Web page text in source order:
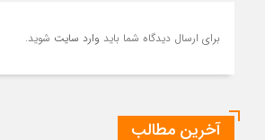
برای ارسال دیدگاه شما باید وارد سایت شوید.
آخرین مطالب